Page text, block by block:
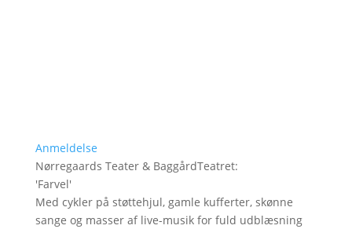
Anmeldelse
Nørregaards Teater & BaggårdTeatret:
'Farvel'
Med cykler på støttehjul, gamle kufferter, skønne
sange og masser af live-musik for fuld udblæsning